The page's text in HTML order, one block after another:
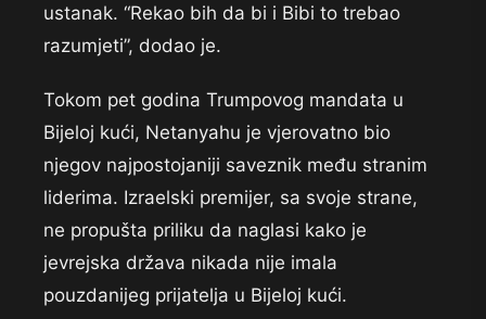
ustanak. “Rekao bih da bi i Bibi to trebao
razumjeti”, dodao je.
Tokom pet godina Trumpovog mandata u
Bijeloj kući, Netanyahu je vjerovatno bio
njegov najpostojaniji saveznik među stranim
liderima. Izraelski premijer, sa svoje strane,
ne propušta priliku da naglasi kako je
jevrejska država nikada nije imala
pouzdanijeg prijatelja u Bijeloj kući.